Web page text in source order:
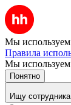
Мы используем
Правила
Мы
Понятно
Ищу сотрудника